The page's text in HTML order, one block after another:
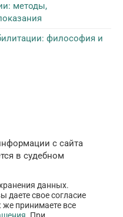
методы,
философия и
с сайта
в судебном
данных.
даете свое согласие
же принимаете все